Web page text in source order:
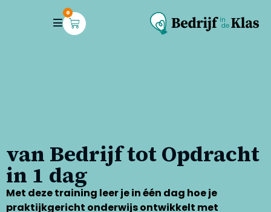
0
van Bedrijf tot Opdracht
in 1 dag
Met deze training leer je in één dag hoe je
praktijkgericht onderwijs ontwikkelt met